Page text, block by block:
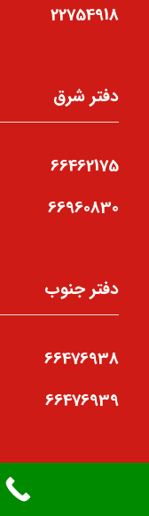
22754918
دفتر شرق
66462175
66960830
دفتر جنوب
66476938
66476939